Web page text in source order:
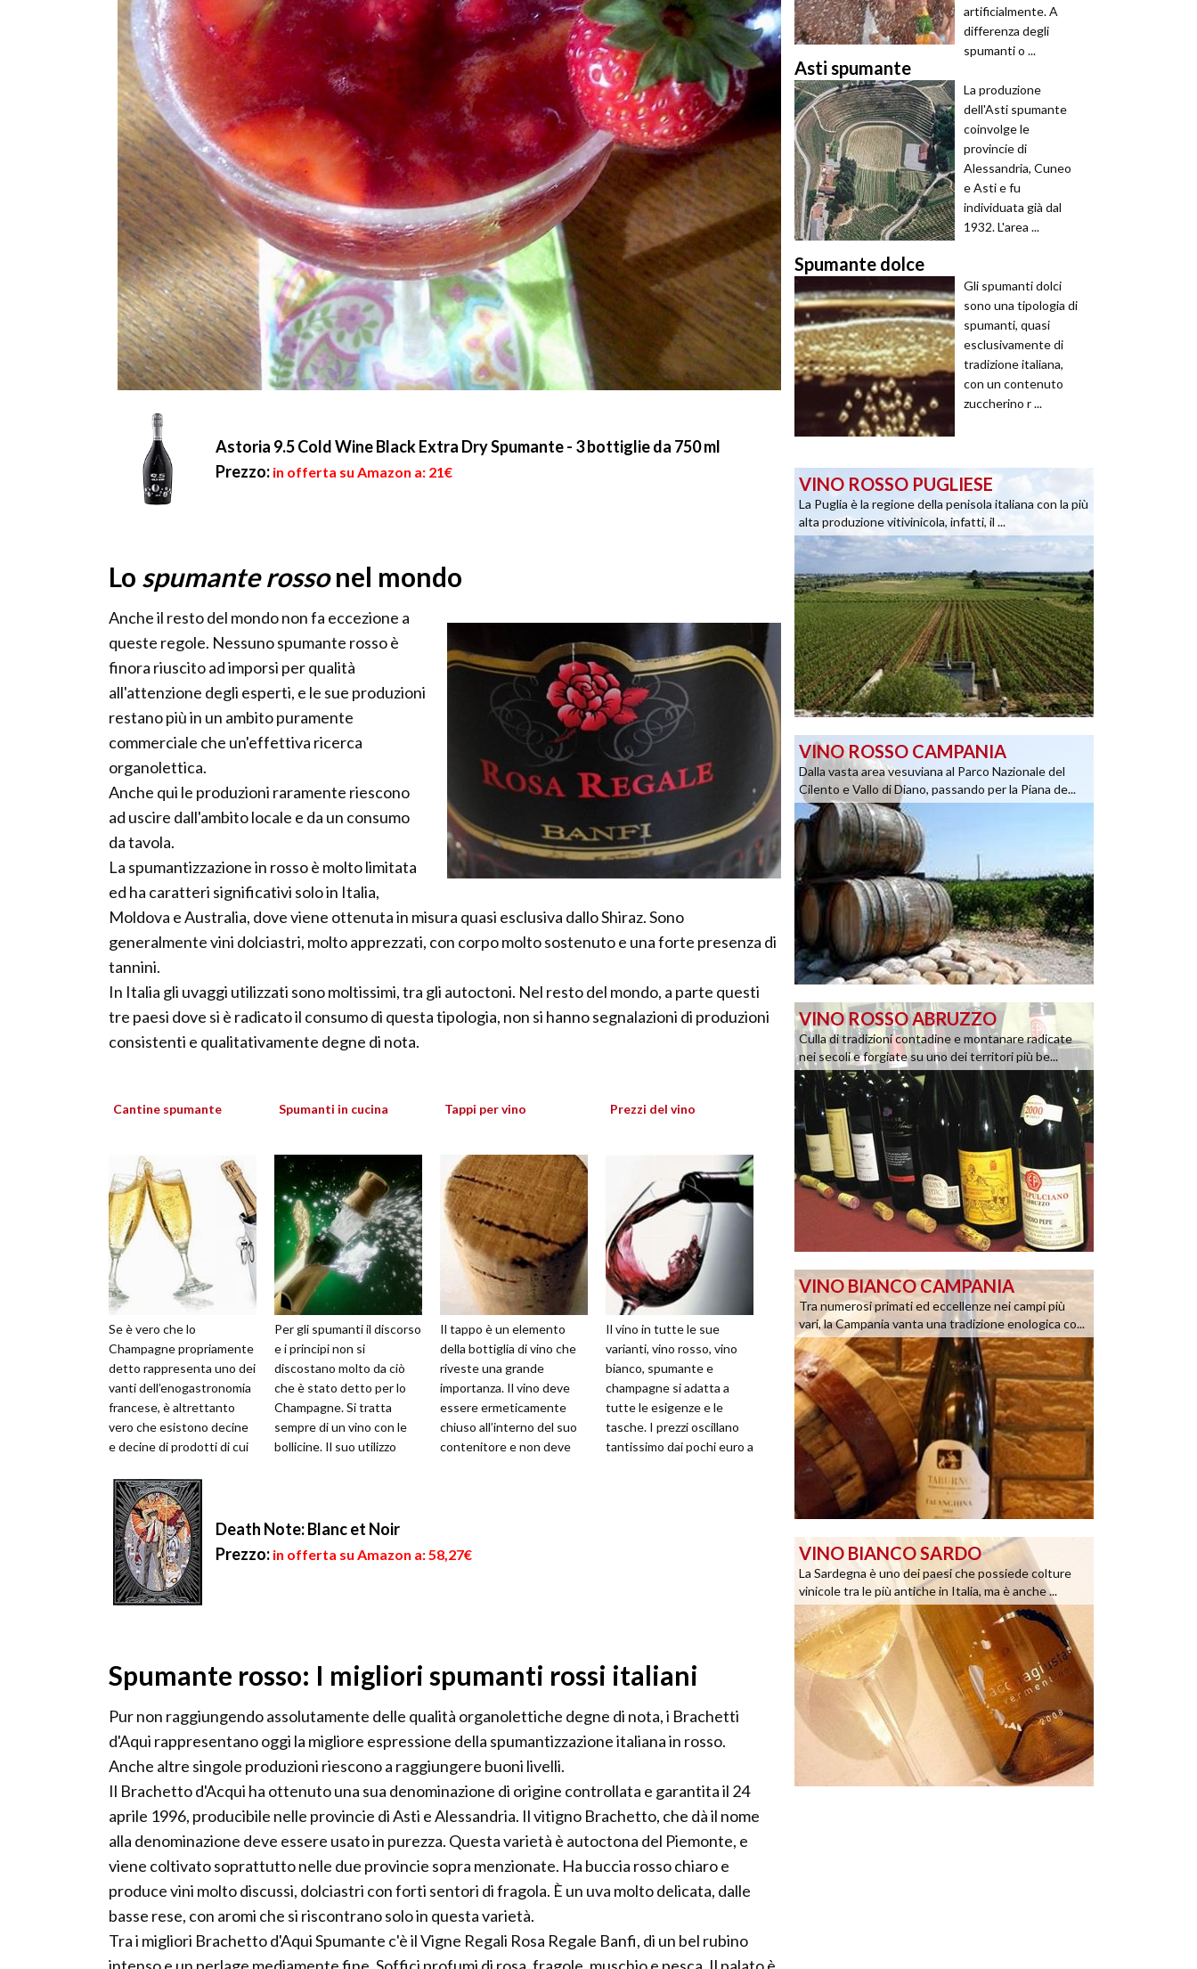
Astoria 9.5 Cold Wine Black Extra Dry Spumante - 3 bottiglie da 750 ml
Prezzo: in offerta su Amazon a: 21€
Lo spumante rossonel mondo
Anche il resto del mondo non fa eccezione a
queste regole. Nessuno spumante rosso è
finora riuscito ad imporsi per qualità
all'attenzione degli esperti, e le sue produzioni
restano più in un ambito puramente
commerciale che un'effettiva ricerca
organolettica.
Anche qui le produzioni raramente riescono
ad uscire dall'ambito locale e da un consumo
da tavola.
La spumantizzazione in rosso è molto limitata
ed ha caratteri significativi solo in Italia,
Moldova e Australia, dove viene ottenuta in misura quasi esclusiva dallo Shiraz. Sono
generalmente vini dolciastri, molto apprezzati, con corpo molto sostenuto e una forte presenza di
tannini.
In Italia gli uvaggi utilizzati sono moltissimi, tra gli autoctoni. Nel resto del mondo, a parte questi
tre paesi dove si è radicato il consumo di questa tipologia, non si hanno segnalazioni di produzioni
consistenti e qualitativamente degne di nota.
Cantine spumante
Se è vero che lo
Champagne propriamente
detto rappresenta uno dei
vanti dell’enogastronomia
francese, è altrettanto
vero che esistono decine
e decine di prodotti di cui
par...
Spumanti in cucina
Per gli spumanti il discorso
e i principi non si
discostano molto da ciò
che è stato detto per lo
Champagne. Si tratta
sempre di un vino con le
bollicine. Il suo utilizzo
Tappi per vino
Il tappo è un elemento
della bottiglia di vino che
riveste una grande
importanza. Il vino deve
essere ermeticamente
chiuso all’interno del suo
contenitore e non deve
Prezzi del vino
Il vino in tutte le sue
varianti, vino rosso, vino
bianco, spumante e
champagne si adatta a
tutte le esigenze e le
tasche. I prezzi oscillano
tantissimo dai pochi euro a
Death Note: Blanc et Noir
Prezzo: in offerta su Amazon a: 58,27€
Spumante rosso: I migliori spumanti rossi italiani
Pur non raggiungendo assolutamente delle qualità organolettiche degne di nota, i Brachetti
d'Aqui rappresentano oggi la migliore espressione della spumantizzazione italiana in rosso.
Anche altre singole produzioni riescono a raggiungere buoni livelli.
Il Brachetto d'Acqui ha ottenuto una sua denominazione di origine controllata e garantita il 24
aprile 1996, producibile nelle provincie di Asti e Alessandria. Il vitigno Brachetto, che dà il nome
alla denominazione deve essere usato in purezza. Questa varietà è autoctona del Piemonte, e
viene coltivato soprattutto nelle due provincie sopra menzionate. Ha buccia rosso chiaro e
produce vini molto discussi, dolciastri con forti sentori di fragola. È un uva molto delicata, dalle
basse rese, con aromi che si riscontrano solo in questa varietà.
Tra i migliori Brachetto d'Aqui Spumante c'è il Vigne Regali Rosa Regale Banfi, di un bel rubino
artificialmente. A
differenza degli
spumanti o ...
Asti spumante
La produzione
dell'Asti spumante
coinvolge le
provincie di
Alessandria, Cuneo
e Asti e fu
individuata già dal
1932. L'area ...
Spumante dolce
Gli spumanti dolci
sono una tipologia di
spumanti, quasi
esclusivamente di
tradizione italiana,
con un contenuto
zuccherino r ...
VINO ROSSO PUGLIESE
La Puglia è la regione della penisola italiana con la più
alta produzione vitivinicola, infatti, il ...
VINO ROSSO CAMPANIA
Dalla vasta area vesuviana al Parco Nazionale del
Cilento e Vallo di Diano, passando per la Piana de...
VINO ROSSO ABRUZZO
Culla di tradizioni contadine e montanare radicate
nei secoli e forgiate su uno dei territori più be...
VINO BIANCO CAMPANIA
Tra numerosi primati ed eccellenze nei campi più
vari, la Campania vanta una tradizione enologica co...
VINO BIANCO SARDO
La Sardegna è uno dei paesi che possiede colture
vinicole tra le più antiche in Italia, ma è anche ...